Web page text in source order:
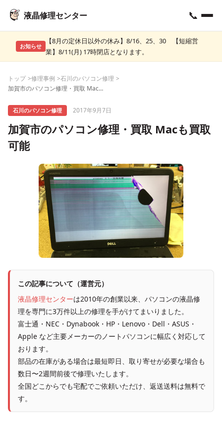
液晶修理センター 📞
お知らせ
【8月の定休日以外の休み】8/16、25、30 【短縮営
業】8/11(月) 17時閉店となります。
トップ 修理事例
石川のパソコン修理
加賀市のパソコン修理・買取 Macも買取可能
石川のパソコン修理 2017年9月7日
加賀市のパソコン修理・買取 Macも買取
可能
この記事について（運営元）
液晶修理センターは2010年の創業以来、パソコンの液晶修
理を専門に3万件以上の修理を手がけてまいりました。
富士通・NEC・Dynabook・HP・Lenovo・Dell・ASUS・
Apple など主要メーカーのノートパソコンに幅広く対応して
おります。
部品の在庫がある場合は最短即日、取り寄せが必要な場合も
数日〜2週間前後で修理いたします。
全国どこからでも宅配でご依頼いただけ、返送送料は無料で
す。